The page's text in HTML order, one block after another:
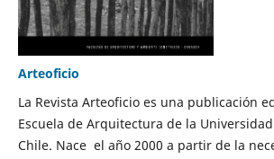
Arteoficio
La Revista Arteoficio es una publicación
Escuela de Arquitectura de la
Chile. Nace el año 2000 a partir de la